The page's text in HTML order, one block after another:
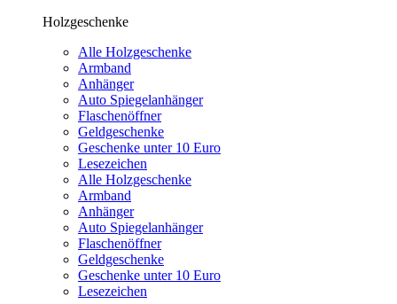
Holzgeschenke
Alle Holzgeschenke
Armband
Anhänger
Auto Spiegelanhänger
Flaschenöffner
Geldgeschenke
Geschenke unter 10 Euro
Lesezeichen
Alle Holzgeschenke
Armband
Anhänger
Auto Spiegelanhänger
Flaschenöffner
Geldgeschenke
Geschenke unter 10 Euro
Lesezeichen